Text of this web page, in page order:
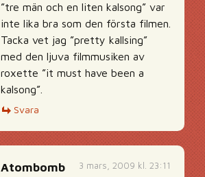
”tre män och en liten kalsong” var
inte lika bra som den första filmen.
Tacka vet jag ”pretty kallsing”
med den ljuva filmmusiken av
roxette ”it must have been a
kalsong”.
Svara
3 mars, 2009 kl. 23:11
Atombomb